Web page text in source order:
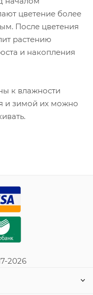
цветение более
После цветения
растению
и накопления
к влажности
и зимой их можно
2026